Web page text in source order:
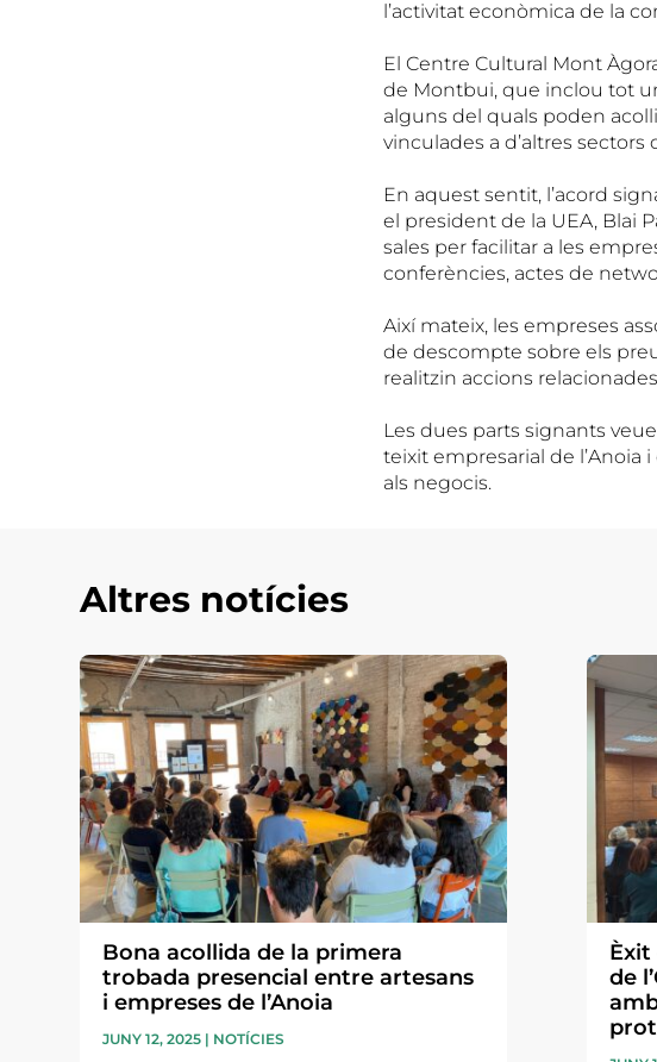
l’activitat econòmica de la
El Centre Cultural Mont
de Montbui, que inclou tot
alguns del quals poden
vinculades a d’altres sectors
En aquest sentit, l’acord
el president de la UEA, Blai
sales per facilitar a les
conferències, actes de
Així mateix, les empreses
de descompte sobre els
realitzin accions
Les dues parts signants
teixit empresarial de l’Anoia
als negocis.
Altres notícies
Bona acollida de la primera
trobada presencial entre artesans
i empreses de l’Anoia
JUNY 12, 2025 | NOTÍCIES
Èxit
de